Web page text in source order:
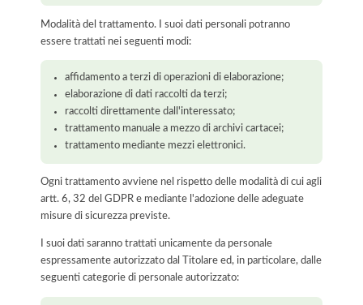
Modalità del trattamento. I suoi dati personali potranno
essere trattati nei seguenti modi:
affidamento a terzi di operazioni di elaborazione;
elaborazione di dati raccolti da terzi;
raccolti direttamente dall'interessato;
trattamento manuale a mezzo di archivi cartacei;
trattamento mediante mezzi elettronici.
Ogni trattamento avviene nel rispetto delle modalità di cui agli
artt. 6, 32 del GDPR e mediante l'adozione delle adeguate
misure di sicurezza previste.
I suoi dati saranno trattati unicamente da personale
espressamente autorizzato dal Titolare ed, in particolare, dalle
seguenti categorie di personale autorizzato: